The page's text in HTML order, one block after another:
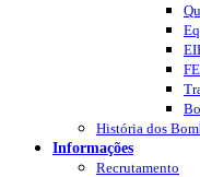
História dos
Informações
Recrutamento